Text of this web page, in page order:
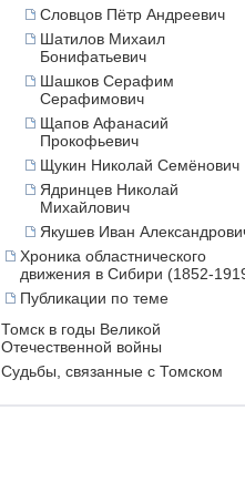
Словцов Пётр Андреевич
Шатилов Михаил
Бонифатьевич
Шашков Серафим
Серафимович
Щапов Афанасий
Прокофьевич
Щукин Николай Семёнович
Ядринцев Николай
Михайлович
Якушев Иван
Хроника областнического
движения в Сибири (1852-
Публикации по теме
Томск в годы Великой
Отечественной войны
Судьбы, связанные с Томском